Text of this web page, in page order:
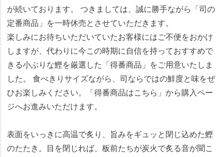
が続いております。 つきましては、誠に勝手ながら「司の
定番商品」を一時休売とさせていただきます。
楽しみにお待ちいただいていたお客様にはご不便をおかけ
しますが、代わりに今この時期に自信を持っておすすめで
きる小ぶりな鰹を厳選した「得番商品」をご用意いたしま
した。 食べきりサイズながら、司ならではの鮮度と味をぜ
ひお楽しみください。「得番商品はこちら」から購入ペー
ジへお進みいただけます。
表面をいっきに高温で炙り、旨みをギュッと閉じ込めた鰹
のたたき。目を閉じれば、板前たちが炭火で炙る音が聞こ